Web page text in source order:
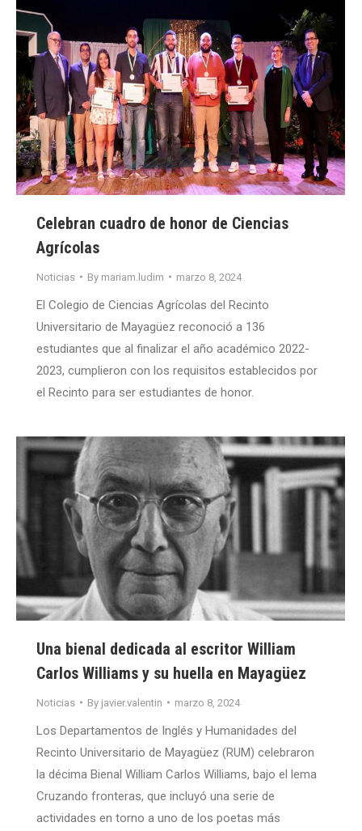
Celebran cuadro de honor de Ciencias
Agrícolas
Noticias By mariam.ludim marzo 8, 2024
El Colegio de Ciencias Agrícolas del Recinto
Universitario de Mayagüez reconoció a 136
estudiantes que al finalizar el año académico 2022-
2023, cumplieron con los requisitos establecidos por
el Recinto para ser estudiantes de honor.
Una bienal dedicada al escritor William
Carlos Williams y su huella en Mayagüez
Noticias By javier.valentin marzo 8, 2024
Los Departamentos de Inglés y Humanidades del
Recinto Universitario de Mayagüez (RUM) celebraron
la décima Bienal William Carlos Williams, bajo el lema
Cruzando fronteras, que incluyó una serie de
actividades en torno a uno de los poetas más